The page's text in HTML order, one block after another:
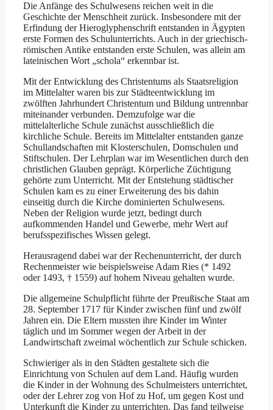
Die Anfänge des Schulwesens reichen weit in die
Geschichte der Menschheit zurück. Insbesondere mit der
Erfindung der Hieroglyphenschrift entstanden in Ägypten
erste Formen des Schulunterrichts. Auch in der griechisch-
römischen Antike entstanden erste Schulen, was allein am
lateinischen Wort „schola“ erkennbar ist.
Mit der Entwicklung des Christentums als Staatsreligion
im Mittelalter waren bis zur Städteentwicklung im
zwölften Jahrhundert Christentum und Bildung untrennbar
miteinander verbunden. Demzufolge war die
mittelalterliche Schule zunächst ausschließlich die
kirchliche Schule. Bereits im Mittelalter entstanden ganze
Schullandschaften mit Klosterschulen, Domschulen und
Stiftschulen. Der Lehrplan war im Wesentlichen durch den
christlichen Glauben geprägt. Körperliche Züchtigung
gehörte zum Unterricht. Mit der Entstehung städtischer
Schulen kam es zu einer Erweiterung des bis dahin
einseitig durch die Kirche dominierten Schulwesens.
Neben der Religion wurde jetzt, bedingt durch
aufkommenden Handel und Gewerbe, mehr Wert auf
berufsspezifisches Wissen gelegt.
Herausragend dabei war der Rechenunterricht, der durch
Rechenmeister wie beispielsweise Adam Ries (* 1492
oder 1493, † 1559) auf hohem Niveau gehalten wurde.
Die allgemeine Schulpflicht führte der Preußische Staat am
28. September 1717 für Kinder zwischen fünf und zwölf
Jahren ein. Die Eltern mussten ihre Kinder im Winter
täglich und im Sommer wegen der Arbeit in der
Landwirtschaft zweimal wöchentlich zur Schule schicken.
Schwieriger als in den Städten gestaltete sich die
Einrichtung von Schulen auf dem Land. Häufig wurden
die Kinder in der Wohnung des Schulmeisters unterrichtet,
oder der Lehrer zog von Hof zu Hof, um gegen Kost und
Unterkunft die Kinder zu unterrichten. Das fand teilweise